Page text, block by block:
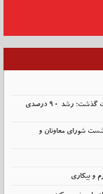
حق بیمه تولیدی بیمه ملت در چهار ماه نخست امسال از 14.5 همت گذشت؛ رشد 90 درصدی
شورای معاونان و
و بیکاری